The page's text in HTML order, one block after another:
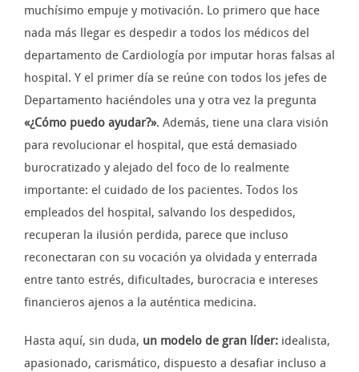
muchísimo empuje y motivación. Lo primero que hace
nada más llegar es despedir a todos los médicos del
departamento de Cardiología por imputar horas falsas al
hospital. Y el primer día se reúne con todos los jefes de
Departamento haciéndoles una y otra vez la pregunta
«¿Cómo puedo ayudar?». Además, tiene una clara visión
para revolucionar el hospital, que está demasiado
burocratizado y alejado del foco de lo realmente
importante: el cuidado de los pacientes. Todos los
empleados del hospital, salvando los despedidos,
recuperan la ilusión perdida, parece que incluso
reconectaran con su vocación ya olvidada y enterrada
entre tanto estrés, dificultades, burocracia e intereses
financieros ajenos a la auténtica medicina.
Hasta aquí, sin duda, un modelo de gran líder: idealista,
apasionado, carismático, dispuesto a desafiar incluso a